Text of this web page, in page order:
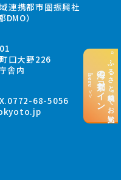
“ふるさと納税”でお支払い
海の京都コイン
here >>
連携都市圏振興社
DMO）
口大野226
舎内
68-5056